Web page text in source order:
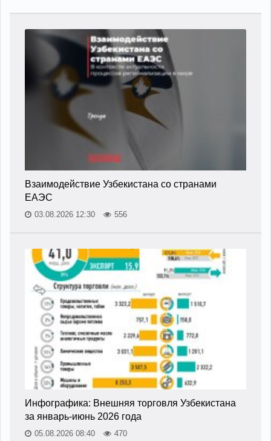
Взаимодействие Узбекистана со странами
ЕАЭС
03.08.2026 12:30 556
Инфографика: Внешняя торговля Узбекистана
за январь-июнь 2026 года
05.08.2026 08:40 470